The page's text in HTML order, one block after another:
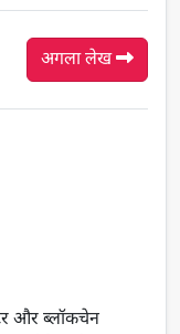
अगला लेख
और ब्लॉकचेन